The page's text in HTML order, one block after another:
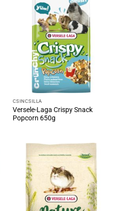
CSINCSILLA
Versele-Laga Crispy Snack
Popcorn 650g